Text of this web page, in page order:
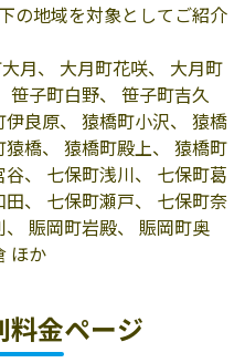
の地域を対象としてご紹介
月、 大月町花咲、 大月町
笹子町白野、 笹子町吉久
良原、 猿橋町小沢、 猿橋
橋、 猿橋町殿上、 猿橋町
、 七保町浅川、 七保町葛
、 七保町瀬戸、 七保町奈
賑岡町岩殿、 賑岡町奥
ほか
料金ページ